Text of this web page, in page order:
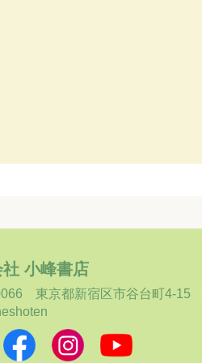
小峰書店
東京都新宿区市谷台町4-15